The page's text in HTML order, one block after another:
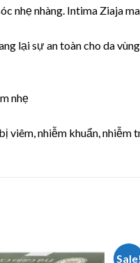
nhẹ nhàng. Intima Ziaja
lại sự an toàn cho da
nhẹ
viêm, nhiễm khuẩn, nhiễm
Sale!